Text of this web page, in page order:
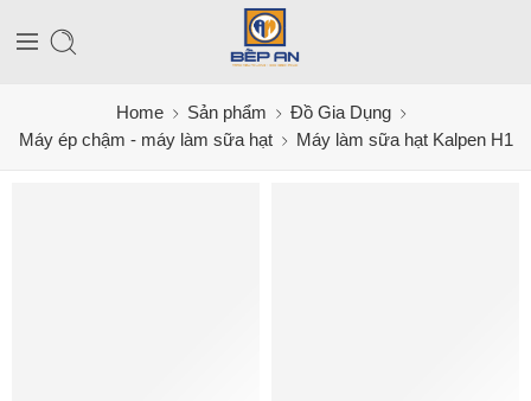
Home Sản phẩm
Đồ Gia Dụng
Máy ép chậm - máy làm sữa hạt
Máy làm sữa hạt Kalpen H1